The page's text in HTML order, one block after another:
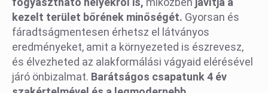
kezelt terület bőrének minőségét. Gyorsan és
fáradtságmentesen érhetsz el látványos
eredményeket, amit a környezeted is észrevesz,
és élvezheted az alakformálási vágyaid elérésével
járó önbizalmat. Barátságos csapatunk 4 év